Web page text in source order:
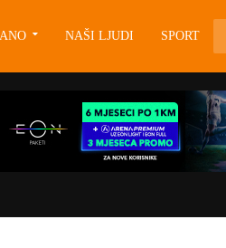
NAŠI LJUDI SPORT